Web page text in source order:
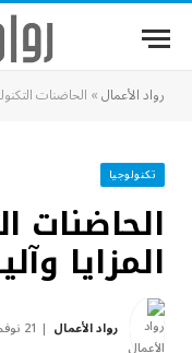
رواد الأعمال» الحاضنات
تكنولوجيا
الحاضنات
المزايا
رواد الأعمال 21 نوفمبر، 2022